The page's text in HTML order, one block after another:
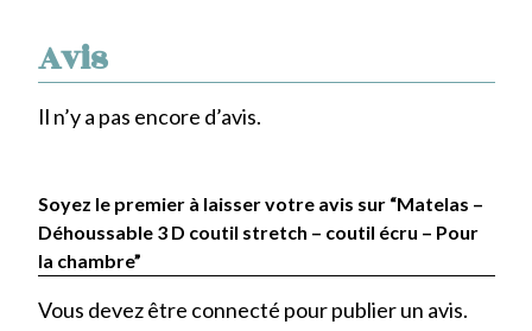
Avis
Il n’y a pas encore d’avis.
Soyez le premier à laisser votre avis sur “Matelas –
Déhoussable 3 D coutil stretch – coutil écru – Pour
la chambre”
Vous devez être connecté pour publier un avis.